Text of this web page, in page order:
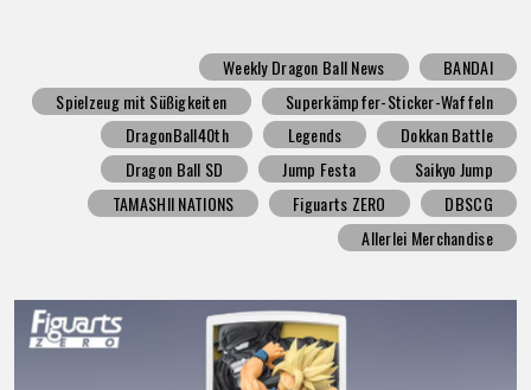
Weekly Dragon Ball News
BANDAI
Spielzeug mit Süßigkeiten
Superkämpfer-Sticker-Waffeln
DragonBall40th
Legends
Dokkan Battle
Dragon Ball SD
Jump Festa
Saikyo Jump
TAMASHII NATIONS
Figuarts ZERO
DBSCG
Allerlei Merchandise